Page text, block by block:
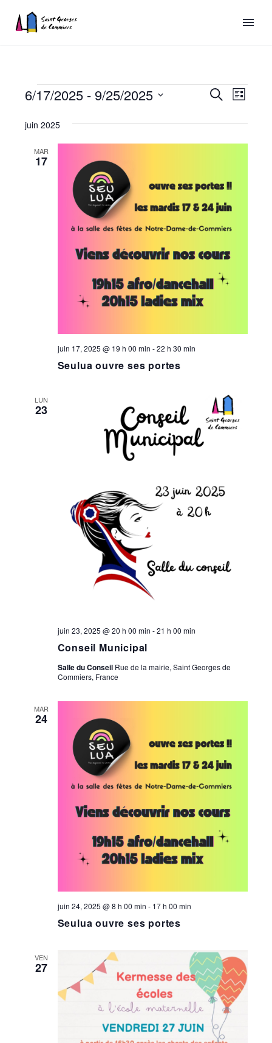
Évènements
Recherche
vues
Liste
6/17/2025 - 9/25/2025
une
juin 2025
MAR
17
Seulua ouvre ses portes
juin 17, 2025 @ 19 h 00 min -22 h 30 min
LUN
23
Conseil Municipal
juin 23, 2025 @ 20 h 00 min -21 h 00 min
Salle du Conseil Rue de la mairie, Saint Georges de
Commiers, France
MAR
24
Seulua ouvre ses portes
juin 24, 2025 @ 8 h 00 min - 17 h 00 min
VEN
27